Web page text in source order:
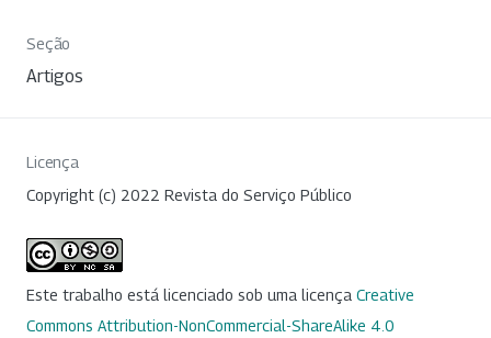
Seção
Artigos
Licença
Copyright (c) 2022 Revista do Serviço Público
Este trabalho está licenciado sob uma licença Creative
Commons Attribution-NonCommercial-ShareAlike 4.0